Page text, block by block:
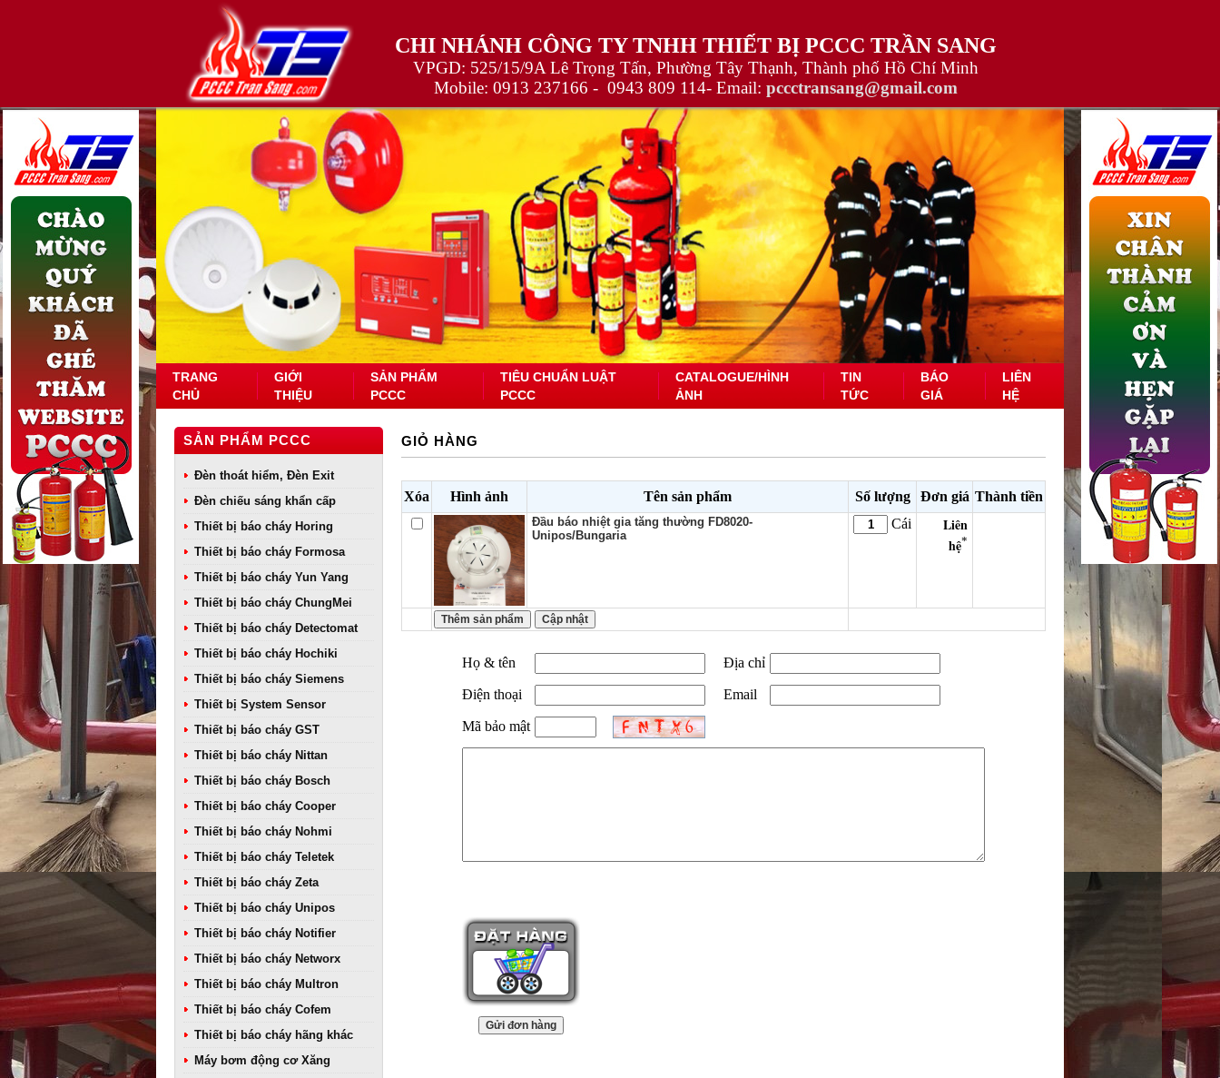
CHI NHÁNH CÔNG TY TNHH THIẾT BỊ PCCC TRẦN SANG
VPGD: 525/15/9A Lê Trọng Tấn, Phường Tây Thạnh, Thành phố Hồ Chí Minh
Mobile: 0913 237166 - 0943 809 114- Email: pccctransang@gmail.com
TRANG
CHỦ
GIỚI
THIỆU
SẢN PHẨM
PCCC
TIÊU CHUẨN LUẬT
PCCC
CATALOGUE/HÌNH
ẢNH
TIN
TỨC
BÁO
GIÁ
LIÊN
HỆ
SẢN PHẨM PCCC
Đèn thoát hiểm, Đèn Exit
Đèn chiếu sáng khẩn cấp
Thiết bị báo cháy Horing
Thiết bị báo cháy Formosa
Thiết bị báo cháy Yun Yang
Thiết bị báo cháy ChungMei
Thiết bị báo cháy Detectomat
Thiết bị báo cháy Hochiki
Thiết bị báo cháy Siemens
Thiết bị System Sensor
Thiết bị báo cháy GST
Thiết bị báo cháy Nittan
Thiết bị báo cháy Bosch
Thiết bị báo cháy Cooper
Thiết bị báo cháy Nohmi
Thiết bị báo cháy Teletek
Thiết bị báo cháy Zeta
Thiết bị báo cháy Unipos
Thiết bị báo cháy Notifier
Thiết bị báo cháy Networx
Thiết bị báo cháy Multron
Thiết bị báo cháy Cofem
Thiết bị báo cháy hãng khác
Máy bơm động cơ Xăng
GIỎ HÀNG
Xóa Hình ảnh Tên sản phẩm Số lượng Đơn giá Thành tiền
Đầu báo nhiệt gia tăng thường FD8020-
Unipos/Bungaria
Cái
Liên
hệ*
Họ & tên Địa chỉ
Điện thoại Email
Mã bảo mật